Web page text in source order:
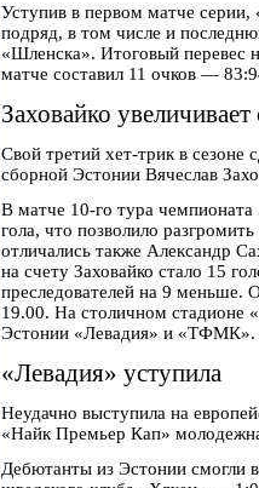
Уступив в первом матче
подряд, в том числе и
«Шленска». Итоговый перевес
матче составил 11 очков —
Заховайко увеличивает
Свой третий хет-трик в
сборной Эстонии Вячеслав
В матче 10-го тура
гола, что позволило
отличались также Александр
на счету Заховайко стало 15
преследователей на 9 меньше.
19.00. На столичном стадионе
Эстонии «Левадия» и «ТФМК».
«Левадия» уступила
Неудачно выступила на
«Найк Премьер Кап»
Дебютанты из Эстонии смогли